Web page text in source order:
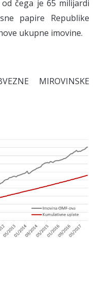
čega je 65 milijardi
papire Republike
ukupne imovine.
MIROVINSKE